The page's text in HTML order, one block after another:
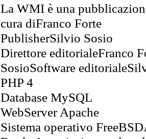
La WMI è una
cura diFranco Forte
PublisherSilvio Sosio
Direttore editorialeFranco
SosioSoftware
PHP 4
Database MySQL
WebServer Apache
Sistema operativo